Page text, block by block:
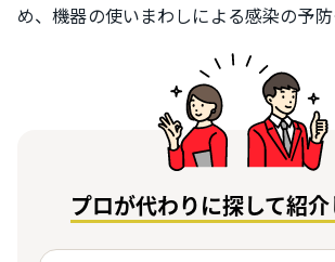
め、機器の使いまわしによる感染の予防
プロが代わりに探して紹介